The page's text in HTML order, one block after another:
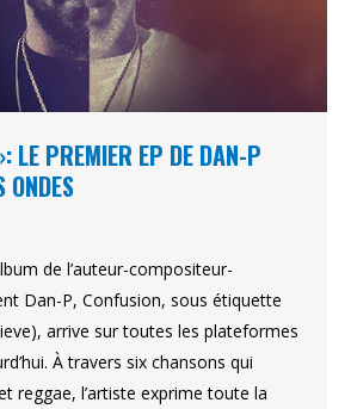
LE PREMIER EP DE DAN-P
ONDES
de l’auteur-compositeur-
Dan-P, Confusion, sous étiquette
arrive sur toutes les plateformes
À travers six chansons qui
reggae, l’artiste exprime toute la